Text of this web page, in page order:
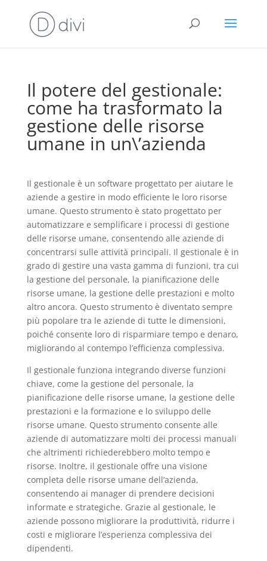
Il potere del gestionale:
come ha trasformato la
gestione delle risorse
umane in un\’azienda
Il gestionale è un software progettato per aiutare le
aziende a gestire in modo efficiente le loro risorse
umane. Questo strumento è stato progettato per
automatizzare e semplificare i processi di gestione
delle risorse umane, consentendo alle aziende di
concentrarsi sulle attività principali. Il gestionale è in
grado di gestire una vasta gamma di funzioni, tra cui
la gestione del personale, la pianificazione delle
risorse umane, la gestione delle prestazioni e molto
altro ancora. Questo strumento è diventato sempre
più popolare tra le aziende di tutte le dimensioni,
poiché consente loro di risparmiare tempo e denaro,
migliorando al contempo l’efficienza complessiva.
Il gestionale funziona integrando diverse funzioni
chiave, come la gestione del personale, la
pianificazione delle risorse umane, la gestione delle
prestazioni e la formazione e lo sviluppo delle
risorse umane. Questo strumento consente alle
aziende di automatizzare molti dei processi manuali
che altrimenti richiederebbero molto tempo e
risorse. Inoltre, il gestionale offre una visione
completa delle risorse umane dell’azienda,
consentendo ai manager di prendere decisioni
informate e strategiche. Grazie al gestionale, le
aziende possono migliorare la produttività, ridurre i
costi e migliorare l’esperienza complessiva dei
dipendenti.